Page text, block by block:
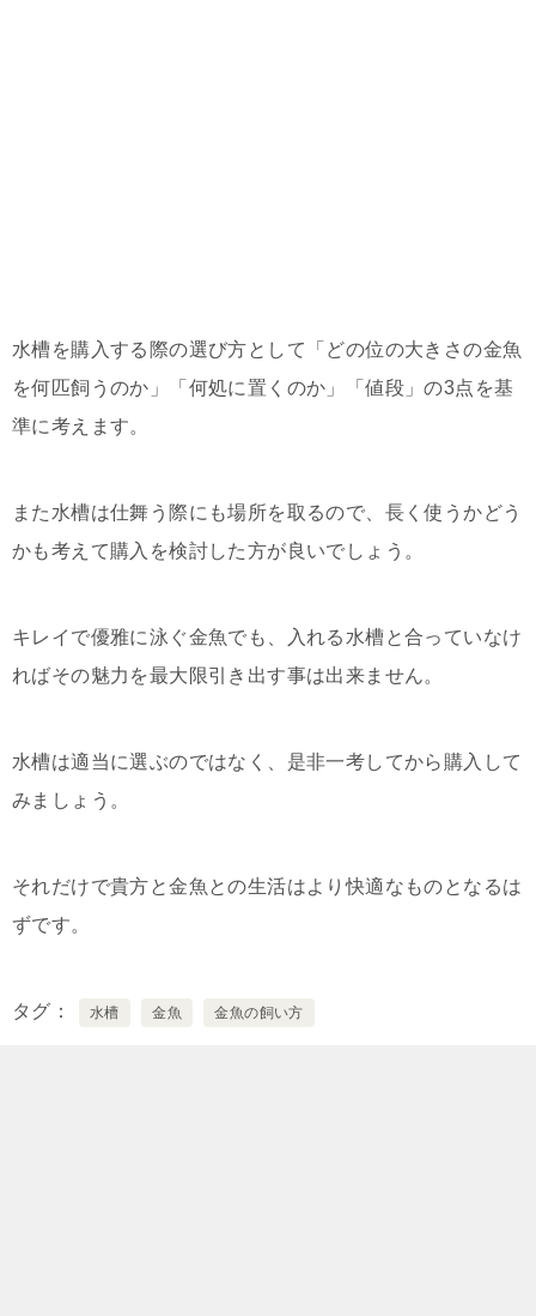
水槽を購入する際の選び方として「どの位の大きさの金魚
を何匹飼うのか」「何処に置くのか」「値段」の3点を基
準に考えます。
また水槽は仕舞う際にも場所を取るので、長く使うかどう
かも考えて購入を検討した方が良いでしょう。
キレイで優雅に泳ぐ金魚でも、入れる水槽と合っていなけ
ればその魅力を最大限引き出す事は出来ません。
水槽は適当に選ぶのではなく、是非一考してから購入して
みましょう。
それだけで貴方と金魚との生活はより快適なものとなるは
ずです。
タグ 水槽 金魚 金魚の飼い方